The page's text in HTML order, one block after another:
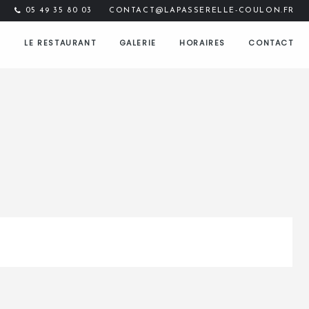
05 49 35 80 03 CONTACT@LAPASSERELLE-COULON.FR
LE RESTAURANT GALERIE HORAIRES CONTACT